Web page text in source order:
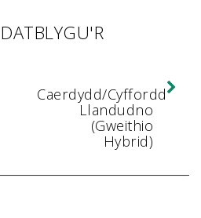
Caerdydd/Cyffordd
Llandudno
(Gweithio
Hybrid)